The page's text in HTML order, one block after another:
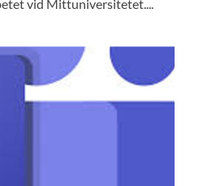
vid Mittuniversitetet....